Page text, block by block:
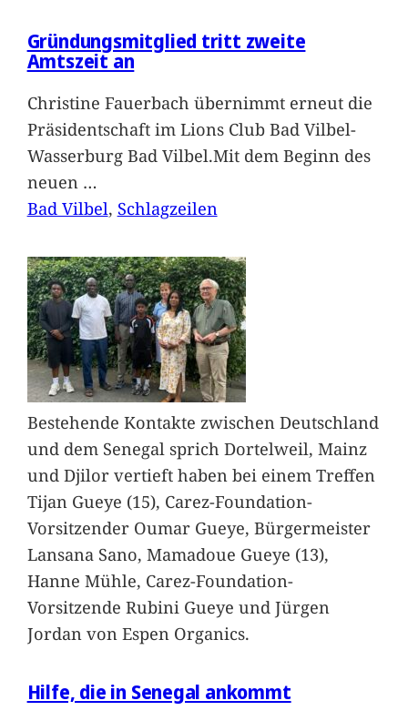
Gründungsmitglied tritt zweite
Amtszeit an
Christine Fauerbach übernimmt erneut die
Präsidentschaft im Lions Club Bad Vilbel-
Wasserburg Bad Vilbel.Mit dem Beginn des
neuen …
Bad Vilbel, Schlagzeilen
Bestehende Kontakte zwischen Deutschland
und dem Senegal sprich Dortelweil, Mainz
und Djilor vertieft haben bei einem Treffen
Tijan Gueye (15), Carez-Foundation-
Vorsitzender Oumar Gueye, Bürgermeister
Lansana Sano, Mamadoue Gueye (13),
Hanne Mühle, Carez-Foundation-
Vorsitzende Rubini Gueye und Jürgen
Jordan von Espen Organics.
Hilfe, die in Senegal ankommt